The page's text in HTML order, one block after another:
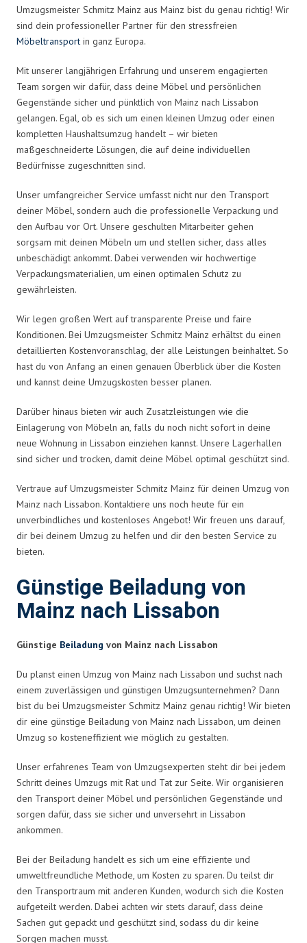
Umzugsmeister Schmitz Mainz aus Mainz bist du genau richtig! Wir
sind dein professioneller Partner für den stressfreien
Möbeltransport in ganz Europa.
Mit unserer langjährigen Erfahrung und unserem engagierten
Team sorgen wir dafür, dass deine Möbel und persönlichen
Gegenstände sicher und pünktlich von Mainz nach Lissabon
gelangen. Egal, ob es sich um einen kleinen Umzug oder einen
kompletten Haushaltsumzug handelt – wir bieten
maßgeschneiderte Lösungen, die auf deine individuellen
Bedürfnisse zugeschnitten sind.
Unser umfangreicher Service umfasst nicht nur den Transport
deiner Möbel, sondern auch die professionelle Verpackung und
den Aufbau vor Ort. Unsere geschulten Mitarbeiter gehen
sorgsam mit deinen Möbeln um und stellen sicher, dass alles
unbeschädigt ankommt. Dabei verwenden wir hochwertige
Verpackungsmaterialien, um einen optimalen Schutz zu
gewährleisten.
Wir legen großen Wert auf transparente Preise und faire
Konditionen. Bei Umzugsmeister Schmitz Mainz erhältst du einen
detaillierten Kostenvoranschlag, der alle Leistungen beinhaltet. So
hast du von Anfang an einen genauen Überblick über die Kosten
und kannst deine Umzugskosten besser planen.
Darüber hinaus bieten wir auch Zusatzleistungen wie die
Einlagerung von Möbeln an, falls du noch nicht sofort in deine
neue Wohnung in Lissabon einziehen kannst. Unsere Lagerhallen
sind sicher und trocken, damit deine Möbel optimal geschützt sind.
Vertraue auf Umzugsmeister Schmitz Mainz für deinen Umzug von
Mainz nach Lissabon. Kontaktiere uns noch heute für ein
unverbindliches und kostenloses Angebot! Wir freuen uns darauf,
dir bei deinem Umzug zu helfen und dir den besten Service zu
bieten.
Günstige Beiladung von
Mainz nach Lissabon
Günstige Beiladung von Mainz nach Lissabon
Du planst einen Umzug von Mainz nach Lissabon und suchst nach
einem zuverlässigen und günstigen Umzugsunternehmen? Dann
bist du bei Umzugsmeister Schmitz Mainz genau richtig! Wir bieten
dir eine günstige Beiladung von Mainz nach Lissabon, um deinen
Umzug so kosteneffizient wie möglich zu gestalten.
Unser erfahrenes Team von Umzugsexperten steht dir bei jedem
Schritt deines Umzugs mit Rat und Tat zur Seite. Wir organisieren
den Transport deiner Möbel und persönlichen Gegenstände und
sorgen dafür, dass sie sicher und unversehrt in Lissabon
ankommen.
Bei der Beiladung handelt es sich um eine effiziente und
umweltfreundliche Methode, um Kosten zu sparen. Du teilst dir
den Transportraum mit anderen Kunden, wodurch sich die Kosten
aufgeteilt werden. Dabei achten wir stets darauf, dass deine
Sachen gut gepackt und geschützt sind, sodass du dir keine
Sorgen machen musst.